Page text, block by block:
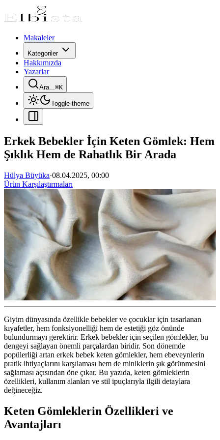
Makaleler
Kategoriler
Hakkımızda
Yazarlar
Ara...⌘K
Toggle theme
Erkek Bebekler İçin Keten Gömlek: Hem
Şıklık Hem de Rahatlık Bir Arada
Hülya Büyüka·08.04.2025, 00:00
Ürün Karşılaştırmaları
Giyim dünyasında özellikle bebekler ve çocuklar için tasarlanan
kıyafetler, hem fonksiyonelliği hem de estetiği göz önünde
bulundurmayı gerektirir. Erkek bebekler için seçilen gömlekler, bu
dengeyi sağlayan önemli parçalardan biridir. Son dönemde
popülerliği artan erkek bebek keten gömlekler, hem ebeveynlerin
pratik ihtiyaçlarını karşılaması hem de miniklerin şık görünmesini
sağlaması açısından öne çıkar. Bu yazıda, keten gömleklerin
özellikleri, kullanım alanları ve stil ipuçlarıyla ilgili detaylara
değineceğiz.
Keten Gömleklerin Özellikleri ve
Avantajları